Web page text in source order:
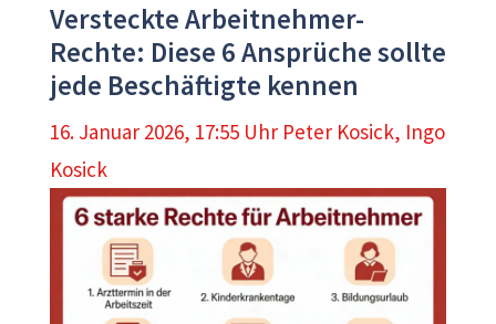
Versteckte Arbeitnehmer-
Rechte: Diese 6 Ansprüche sollte
jede Beschäftigte kennen
16. Januar 2026, 17:55 Uhr Peter Kosick, Ingo
Kosick